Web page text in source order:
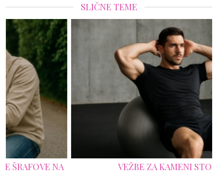
SLIČNE TEME
VEŽBE ZA KAMENI STOMAK